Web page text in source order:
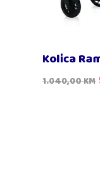
Kolica
1.040,00KM